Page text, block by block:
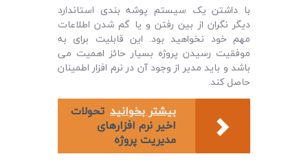
با داشتن یک سیستم پوشه ‌بندی استاندارد
دیگر نگران از بین رفتن و یا گم شدن اطلاعات
مهم خود نخواهید بود. این قابلیت برای به
موفقیت رسیدن پروژه بسیار حائز اهمیت می
باشد و باید مدیر از وجود آن در نرم افزار اطمینان
حاصل کند.
بیشتر بخوانید تحولات
اخیر نرم افزارهای
مدیریت پروژه